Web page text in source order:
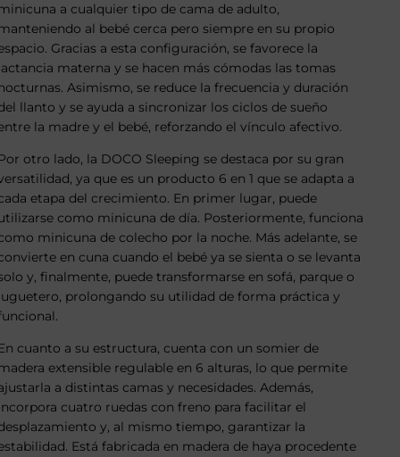
a cualquier tipo de cama de adulto,
al bebé cerca pero siempre en su propio
Gracias a esta configuración, se favorece la
materna y se hacen más cómodas las tomas
Asimismo, se reduce la frecuencia y duración
llanto y se ayuda a sincronizar los ciclos de sueño
la madre y el bebé, reforzando el vínculo afectivo.
otro lado, la DOCO Sleeping se destaca por su gran
ya que es un producto 6 en 1 que se adapta a
etapa del crecimiento. En primer lugar, puede
como minicuna de día. Posteriormente, funciona
minicuna de colecho por la noche. Más adelante, se
en cuna cuando el bebé ya se sienta o se levanta
y, finalmente, puede transformarse en sofá, parque o
prolongando su utilidad de forma práctica y
cuanto a su estructura, cuenta con un somier de
extensible regulable en 6 alturas, lo que permite
a distintas camas y necesidades. Además,
cuatro ruedas con freno para facilitar el
y, al mismo tiempo, garantizar la
Está fabricada en madera de haya procedente